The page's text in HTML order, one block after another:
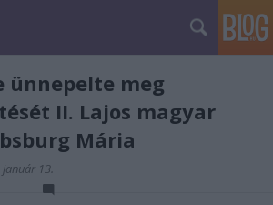
ünnepelte meg
II. Lajos magyar
Mária
13.